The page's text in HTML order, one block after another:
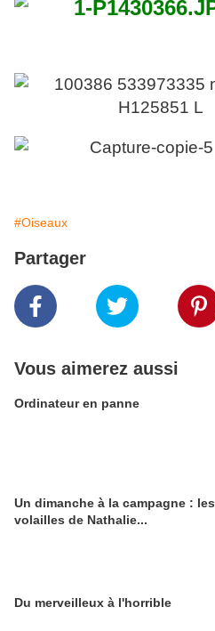
#Oiseaux
Partager
Vous aimerez aussi
Ordinateur en panne
Un dimanche à la campagne : les
volailles de Nathalie...
Du merveilleux à l'horrible